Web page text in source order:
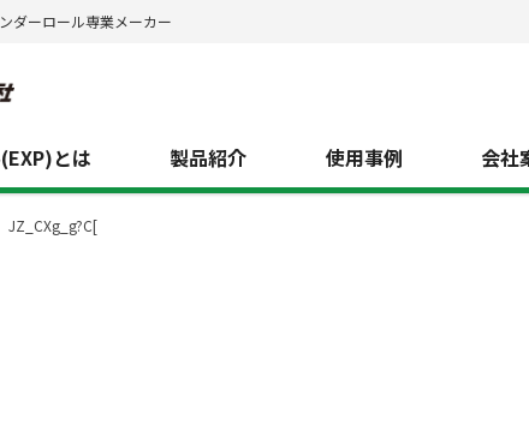
ダーロール専業メーカー
とは 製品紹介 使用事例 会社
JZ_CXg_g?C[